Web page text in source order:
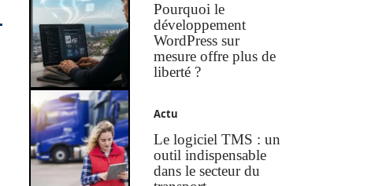
Pourquoi le
développement
WordPress sur
mesure offre plus de
liberté ?
Actu
Le logiciel TMS : un
outil indispensable
dans le secteur du